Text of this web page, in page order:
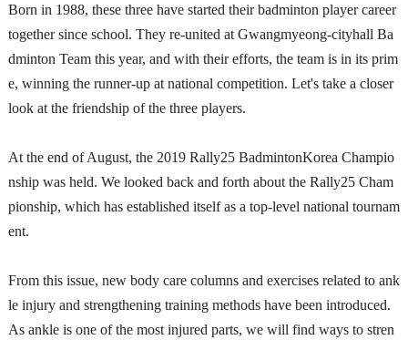
Born in 1988, these three have started their badminton player career
together since school. They re-united at Gwangmyeong-cityhall Ba
dminton Team this year, and with their efforts, the team is in its prim
e, winning the runner-up at national competition. Let's take a closer
look at the friendship of the three players.
At the end of August, the 2019 Rally25 BadmintonKorea Champio
nship was held. We looked back and forth about the Rally25 Cham
pionship, which has established itself as a top-level national tournam
ent.
From this issue, new body care columns and exercises related to ank
le injury and strengthening training methods have been introduced.
As ankle is one of the most injured parts, we will find ways to stren